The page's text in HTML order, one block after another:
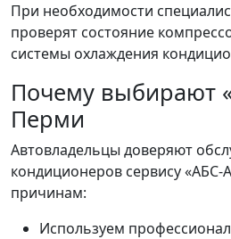
При необходимости
проверят состояние
системы охлаждения
Почему выбирают
Перми
Автовладельцы доверяют
кондиционеров сервису
причинам:
Используем